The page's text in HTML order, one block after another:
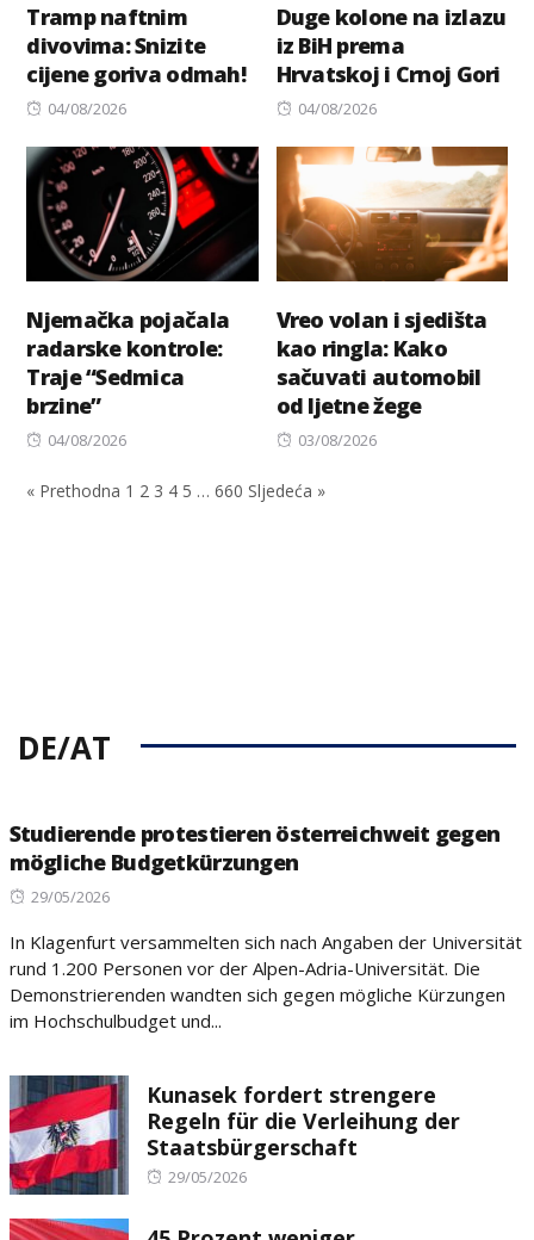
Tramp naftnim
divovima: Snizite
cijene goriva odmah!
Posted
04/08/2026
Duge kolone na izlazu
iz BiH prema
Hrvatskoj i Crnoj Gori
Posted
04/08/2026
Njemačka pojačala
radarske kontrole:
Traje “Sedmica
brzine”
Posted
04/08/2026
Vreo volan i sjedišta
kao ringla: Kako
sačuvati automobil
od ljetne žege
Posted
03/08/2026
« Prethodna 1 2 3 4 5 … 660 Sljedeća »
DE/AT
Studierende protestieren österreichweit gegen
mögliche Budgetkürzungen
Posted
29/05/2026
In Klagenfurt versammelten sich nach Angaben der Universität
rund 1.200 Personen vor der Alpen-Adria-Universität. Die
Demonstrierenden wandten sich gegen mögliche Kürzungen
im Hochschulbudget und...
Kunasek fordert strengere
Regeln für die Verleihung der
Staatsbürgerschaft
Posted
29/05/2026